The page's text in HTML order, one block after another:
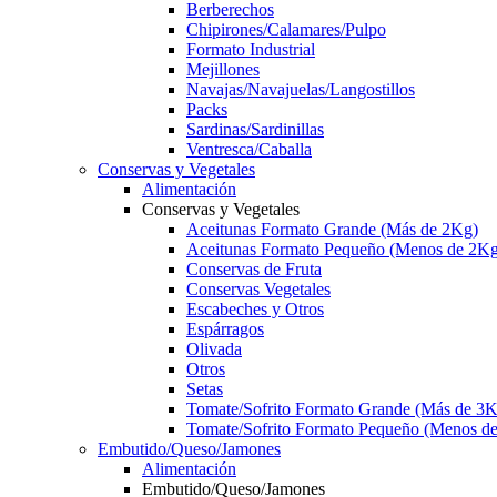
Berberechos
Chipirones/Calamares/Pulpo
Formato Industrial
Mejillones
Navajas/Navajuelas/Langostillos
Packs
Sardinas/Sardinillas
Ventresca/Caballa
Conservas y Vegetales
Alimentación
Conservas y Vegetales
Aceitunas Formato Grande (Más de 2Kg)
Aceitunas Formato Pequeño (Menos de
Conservas de Fruta
Conservas Vegetales
Escabeches y Otros
Espárragos
Olivada
Otros
Setas
Tomate/Sofrito Formato Grande (Más de
Tomate/Sofrito Formato Pequeño (Menos
Embutido/Queso/Jamones
Alimentación
Embutido/Queso/Jamones